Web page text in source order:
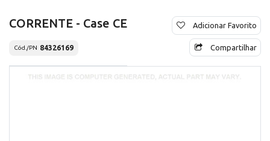
CORRENTE - Case CE
Cód./PN 84326169
Adicionar Favorito
Compartilhar